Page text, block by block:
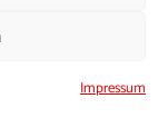
Impressum